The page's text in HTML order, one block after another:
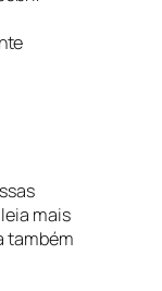
mais
também